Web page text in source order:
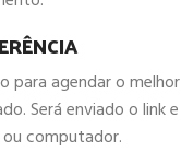
para agendar o melhor
Será enviado o link e
computador.